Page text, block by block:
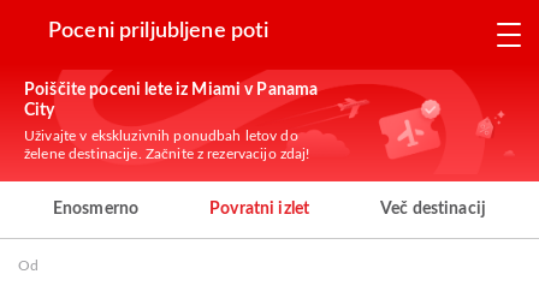
Poceni priljubljene poti
Poiščite poceni lete iz Miami v Panama
City
Uživajte v ekskluzivnih ponudbah letov do
želene destinacije. Začnite z rezervacijo zdaj!
Enosmerno Povratni izlet Več destinacij
Od